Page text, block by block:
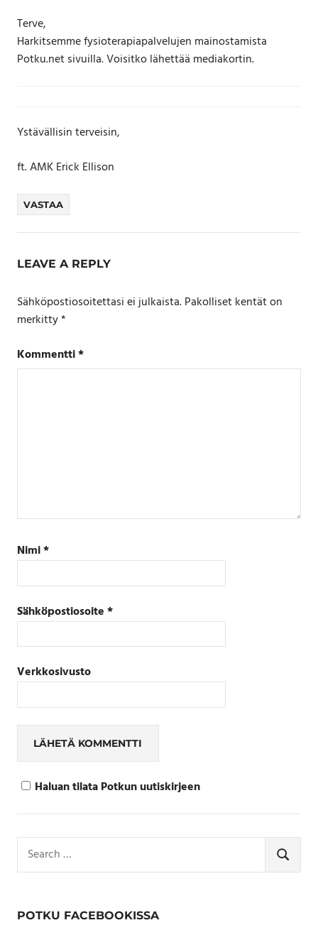
Terve,
Harkitsemme fysioterapiapalvelujen mainostamista
Potku.net sivuilla. Voisitko lähettää mediakortin.
Ystävällisin terveisin,
ft. AMK Erick Ellison
VASTAA
LEAVE A REPLY
Sähköpostiosoitettasi ei julkaista.Pakolliset kentät on
merkitty*
Kommentti*
Nimi*
Sähköpostiosoite*
Verkkosivusto
Haluan tilata Potkun uutiskirjeen
for:
SEARCH
POTKU FACEBOOKISSA